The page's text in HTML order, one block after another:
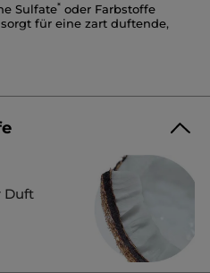
Sulfate* oder Farbstoffe
für eine zart duftende,
Formel ist reich an
sind.
die Haut und verleiht ihr
gewählt: Sie ist frisch,
und Milch und verleiht der
Duft